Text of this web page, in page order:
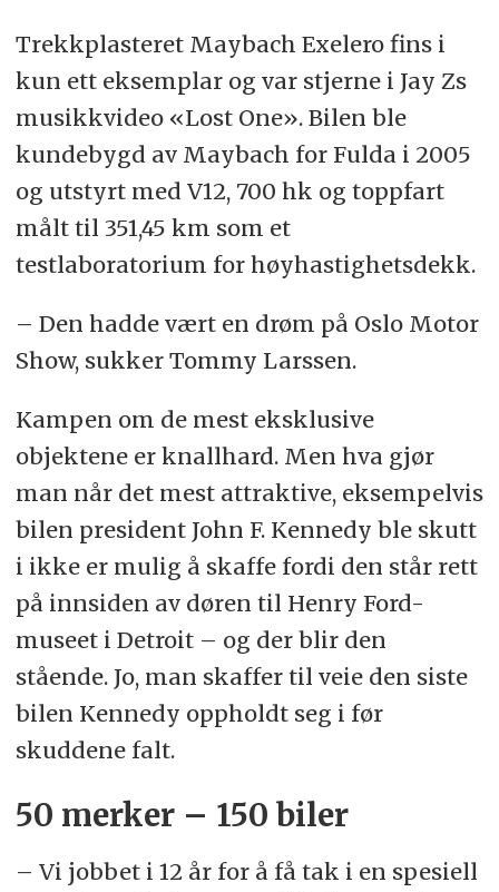
Trekkplasteret Maybach Exelero fins i
kun ett eksemplar og var stjerne i Jay Zs
musikkvideo «Lost One». Bilen ble
kundebygd av Maybach for Fulda i 2005
og utstyrt med V12, 700 hk og toppfart
målt til 351,45 km som et
testlaboratorium for høyhastighetsdekk.
– Den hadde vært en drøm på Oslo Motor
Show, sukker Tommy Larssen.
Kampen om de mest eksklusive
objektene er knallhard. Men hva gjør
man når det mest attraktive, eksempelvis
bilen president John F. Kennedy ble skutt
i ikke er mulig å skaffe fordi den står rett
på innsiden av døren til Henry Ford-
museet i Detroit – og der blir den
stående. Jo, man skaffer til veie den siste
bilen Kennedy oppholdt seg i før
skuddene falt.
50 merker – 150 biler
– Vi jobbet i 12 år for å få tak i en spesiell